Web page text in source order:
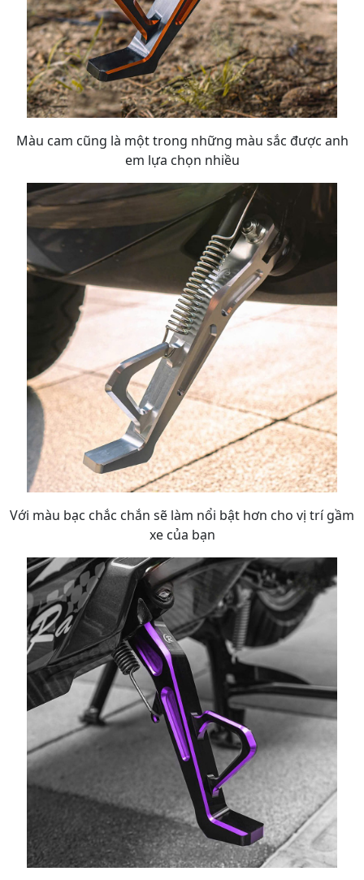
Màu cam cũng là một trong những màu sắc được anh
em lựa chọn nhiều
Với màu bạc chắc chắn sẽ làm nổi bật hơn cho vị trí gầm
xe của bạn